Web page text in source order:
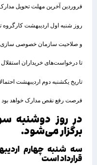
فروردین آخرین مهلت تحویل مدارک
روز شنبه اول اردیبهشت کارگروه
و صلاحیت سازمان خصوصی سازی
تا درخواست‌های خریداران استقلال
تاریخ یکشنبه دوم اردیبهشت احتمالا
فرصت رفع نقص مدارک خواهد بود و
در روز دوشنبه
برگزار می‌شود.
سه شنبه چهارم
قرارداد است